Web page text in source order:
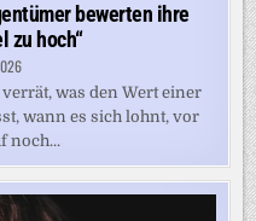
bewerten ihre
zu hoch“
was den Wert einer
wann es sich lohnt, vor
noch...